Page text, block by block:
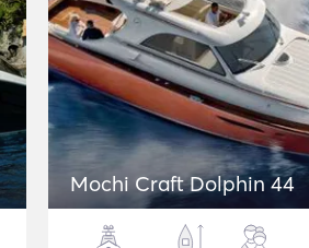
Mochi Craft Dolphin 44